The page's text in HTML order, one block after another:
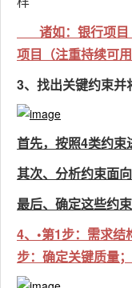
诸如：银行项目
项目（注重持续可
3、找出关键约束并
首先，按照4类约束
其次、分析约束面
最后、确定这些约
4、•第1步：需求结
步：确定关键质量